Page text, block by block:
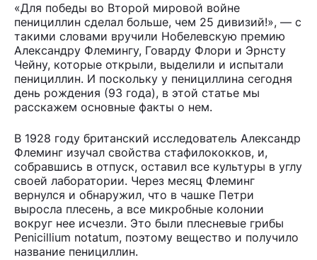
«Для победы во Второй мировой войне
пенициллин сделал больше, чем 25 дивизий!», — с
такими словами вручили Нобелевскую премию
Александру Флемингу, Говарду Флори и Эрнсту
Чейну, которые открыли, выделили и испытали
пенициллин. И поскольку у пенициллина сегодня
день рождения (93 года), в этой статье мы
расскажем основные факты о нем.
В 1928 году британский исследователь Александр
Флеминг изучал свойства стафилококков, и,
собравшись в отпуск, оставил все культуры в углу
своей лаборатории. Через месяц Флеминг
вернулся и обнаружил, что в чашке Петри
выросла плесень, а все микробные колонии
вокруг нее исчезли. Это были плесневые грибы
Penicillium notatum, поэтому вещество и получило
название пенициллин.